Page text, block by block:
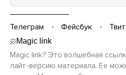
Телеграм Фейсбук
Magic link? Это волшебная
лайт-версию материала. Ее